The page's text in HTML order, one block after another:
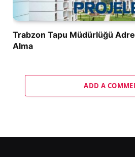
Trabzon Tapu Müdürlüğü
Alma
ADD A